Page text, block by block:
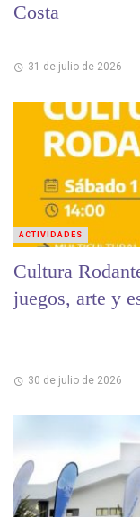
Costa
31 de julio de 2026
Cultura
juegos, arte y
30 de julio de 2026
ACTIVIDADES